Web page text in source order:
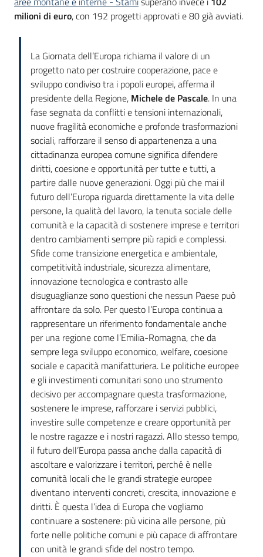
milioni di euro, con 192 progetti approvati e 80 già avviati.
La Giornata dell’Europa richiama il valore di un
progetto nato per costruire cooperazione, pace e
sviluppo condiviso tra i popoli europei, afferma il
presidente della Regione, Michele de Pascale. In una
fase segnata da conflitti e tensioni internazionali,
nuove fragilità economiche e profonde trasformazioni
sociali, rafforzare il senso di appartenenza a una
cittadinanza europea comune significa difendere
diritti, coesione e opportunità per tutte e tutti, a
partire dalle nuove generazioni. Oggi più che mai il
futuro dell’Europa riguarda direttamente la vita delle
persone, la qualità del lavoro, la tenuta sociale delle
comunità e la capacità di sostenere imprese e territori
dentro cambiamenti sempre più rapidi e complessi.
Sfide come transizione energetica e ambientale,
competitività industriale, sicurezza alimentare,
innovazione tecnologica e contrasto alle
disuguaglianze sono questioni che nessun Paese può
affrontare da solo. Per questo l’Europa continua a
rappresentare un riferimento fondamentale anche
per una regione come l’Emilia-Romagna, che da
sempre lega sviluppo economico, welfare, coesione
sociale e capacità manifatturiera. Le politiche europee
e gli investimenti comunitari sono uno strumento
decisivo per accompagnare questa trasformazione,
sostenere le imprese, rafforzare i servizi pubblici,
investire sulle competenze e creare opportunità per
le nostre ragazze e i nostri ragazzi. Allo stesso tempo,
il futuro dell’Europa passa anche dalla capacità di
ascoltare e valorizzare i territori, perché è nelle
comunità locali che le grandi strategie europee
diventano interventi concreti, crescita, innovazione e
diritti. È questa l’idea di Europa che vogliamo
continuare a sostenere: più vicina alle persone, più
forte nelle politiche comuni e più capace di affrontare
con unità le grandi sfide del nostro tempo.